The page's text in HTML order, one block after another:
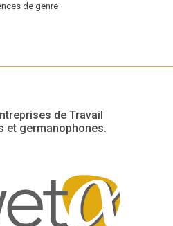
de genre
de Travail
et germanophones.